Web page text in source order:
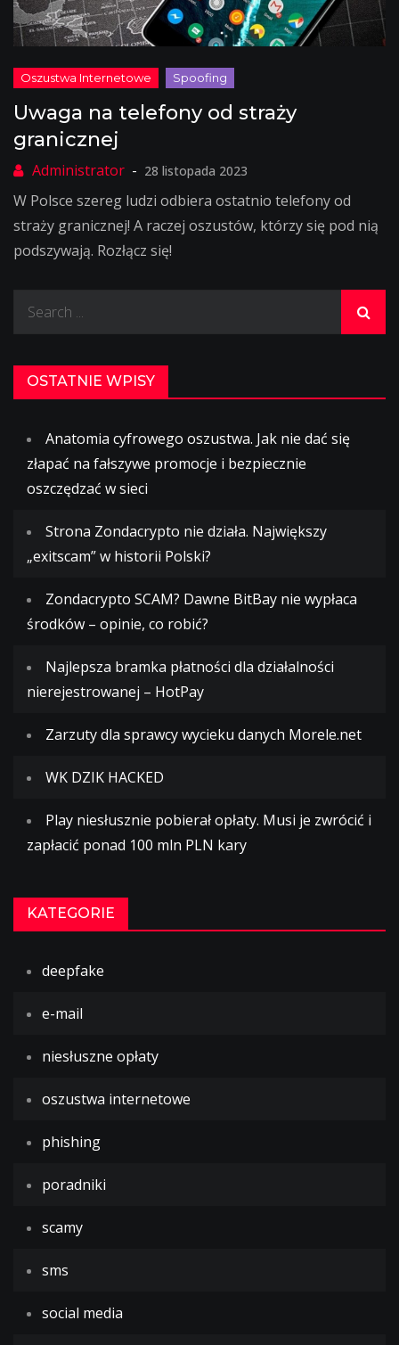
Uwaga na telefony od straży
granicznej
28 listopada 2023
W Polsce szereg ludzi odbiera ostatnio telefony od
straży granicznej! A raczej oszustów, którzy się pod nią
podszywają. Rozłącz się!
OSTATNIE WPISY
Anatomia cyfrowego oszustwa. Jak nie dać się
złapać na fałszywe promocje i bezpiecznie
oszczędzać w sieci
Strona Zondacrypto nie działa. Największy
„exitscam” w historii Polski?
Zondacrypto SCAM? Dawne BitBay nie wypłaca
środków – opinie, co robić?
Najlepsza bramka płatności dla działalności
nierejestrowanej – HotPay
Zarzuty dla sprawcy wycieku danych Morele.net
WK DZIK HACKED
Play niesłusznie pobierał opłaty. Musi je zwrócić i
zapłacić ponad 100 mln PLN kary
KATEGORIE
deepfake
e-mail
niesłuszne opłaty
oszustwa internetowe
phishing
poradniki
scamy
sms
social media